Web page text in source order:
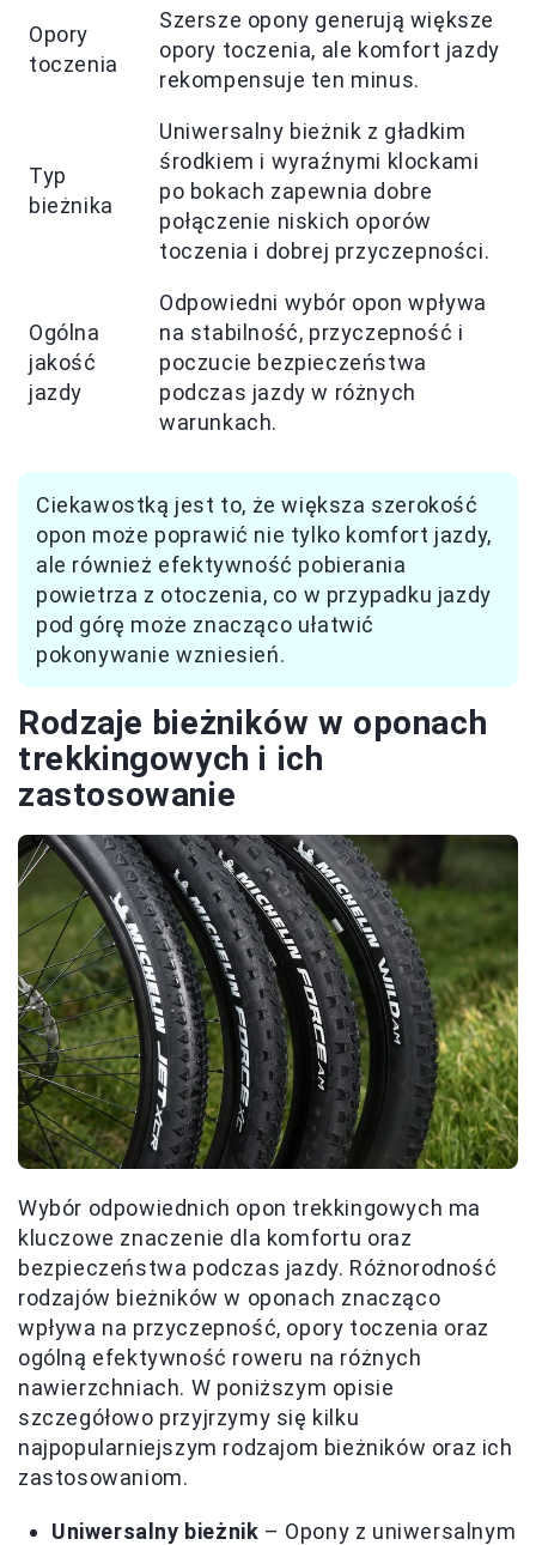
Opory
toczenia
Szersze opony generują większe
opory toczenia, ale komfort jazdy
rekompensuje ten minus.
Typ
bieżnika
Uniwersalny bieżnik z gładkim
środkiem i wyraźnymi klockami
po bokach zapewnia dobre
połączenie niskich oporów
toczenia i dobrej przyczepności.
Ogólna
jakość
jazdy
Odpowiedni wybór opon wpływa
na stabilność, przyczepność i
poczucie bezpieczeństwa
podczas jazdy w różnych
warunkach.
Ciekawostką jest to, że większa szerokość
opon może poprawić nie tylko komfort jazdy,
ale również efektywność pobierania
powietrza z otoczenia, co w przypadku jazdy
pod górę może znacząco ułatwić
pokonywanie wzniesień.
Rodzaje bieżników w oponach
trekkingowych i ich
zastosowanie
Wybór odpowiednich opon trekkingowych ma
kluczowe znaczenie dla komfortu oraz
bezpieczeństwa podczas jazdy. Różnorodność
rodzajów bieżników w oponach znacząco
wpływa na przyczepność, opory toczenia oraz
ogólną efektywność roweru na różnych
nawierzchniach. W poniższym opisie
szczegółowo przyjrzymy się kilku
najpopularniejszym rodzajom bieżników oraz ich
zastosowaniom.
Uniwersalny bieżnik – Opony z uniwersalnym